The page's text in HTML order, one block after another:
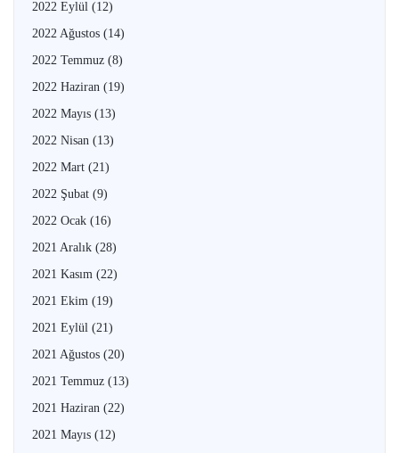
2022 Eylül (12)
2022 Ağustos (14)
2022 Temmuz (8)
2022 Haziran (19)
2022 Mayıs (13)
2022 Nisan (13)
2022 Mart (21)
2022 Şubat (9)
2022 Ocak (16)
2021 Aralık (28)
2021 Kasım (22)
2021 Ekim (19)
2021 Eylül (21)
2021 Ağustos (20)
2021 Temmuz (13)
2021 Haziran (22)
2021 Mayıs (12)